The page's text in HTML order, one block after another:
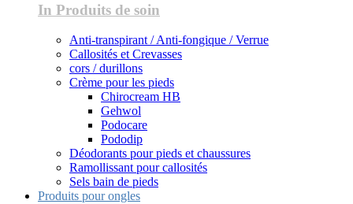
In Produits de soin
Anti-transpirant / Anti-fongique / Verrue
Callosités et Crevasses
cors / durillons
Crème pour les pieds
Chirocream HB
Gehwol
Podocare
Pododip
Déodorants pour pieds et chaussures
Ramollissant pour callosités
Sels bain de pieds
Produits pour ongles